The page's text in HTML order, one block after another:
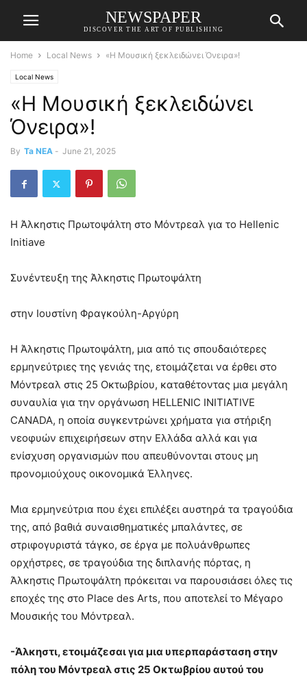
NEWSPAPER
DISCOVER THE ART OF PUBLISHING
Home Local News «Η Μουσική ξεκλειδώνει Όνειρα»!
Local News
«Η Μουσική ξεκλειδώνει
Όνειρα»!
By Ta NEA - June 21, 2025
Η Άλκηστις Πρωτοψάλτη στο Μόντρεαλ για το Hellenic
Initiave
Συνέντευξη της Άλκηστις Πρωτοψάλτη
στην Ιουστίνη Φραγκούλη-Αργύρη
Η Άλκηστις Πρωτοψάλτη, μια από τις σπουδαιότερες
ερμηνεύτριες της γενιάς της, ετοιμάζεται να έρθει στο
Μόντρεαλ στις 25 Οκτωβρίου, καταθέτοντας μια μεγάλη
συναυλία για την οργάνωση HELLENIC INITIATIVE
CANADA, η οποία συγκεντρώνει χρήματα για στήριξη
νεοφυών επιχειρήσεων στην Ελλάδα αλλά και για
ενίσχυση οργανισμών που απευθύνονται στους μη
προνομιούχους οικονομικά Έλληνες.
Μια ερμηνεύτρια που έχει επιλέξει αυστηρά τα τραγούδια
της, από βαθιά συναισθηματικές μπαλάντες, σε
στριφογυριστά τάγκο, σε έργα με πολυάνθρωπες
ορχήστρες, σε τραγούδια της διπλανής πόρτας, η
Άλκηστις Πρωτοψάλτη πρόκειται να παρουσιάσει όλες τις
εποχές της στο Place des Arts, που αποτελεί το Μέγαρο
Μουσικής του Μόντρεαλ.
-Άλκηστι, ετοιμάζεσαι για μια υπερπαράσταση στην
πόλη του Μόντρεαλ στις 25 Οκτωβρίου αυτού του